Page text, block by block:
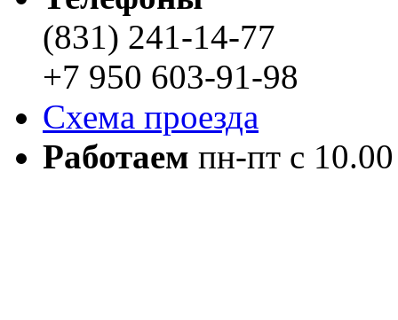
(831) 241-14-77
+7 950 603-91-98
Схема проезда
Работаем пн-пт с